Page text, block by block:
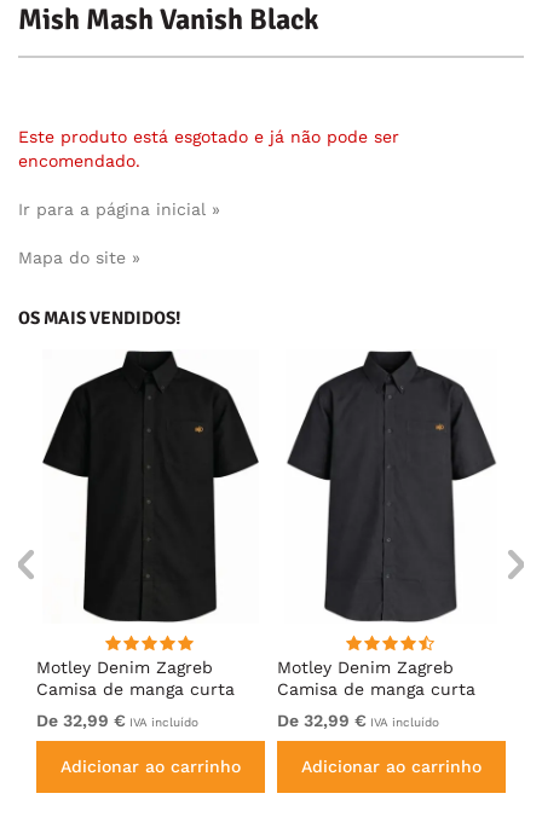
Mish Mash Vanish Black
Este produto está esgotado e já não pode ser
encomendado.
Ir para a página inicial »
Mapa do site »
OS MAIS VENDIDOS!
Motley Denim Zagreb
Camisa de manga curta
Preto
De 32,99 € IVA incluído
Adicionar ao carrinho
Motley Denim Zagreb
Camisa de manga curta
Antracite
De 32,99 € IVA incluído
Adicionar ao carrinho